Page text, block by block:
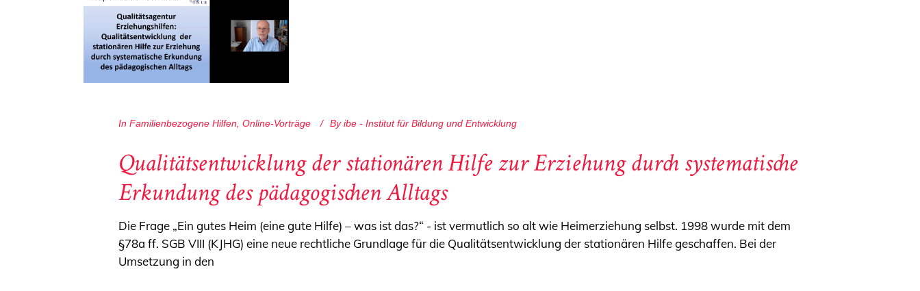
In Familienbezogene Hilfen, Online-Vorträge By ibe - Institut für Bildung und Entwicklung
Qualitätsentwicklung der stationären Hilfe zur Erziehung durch systematische
Erkundung des pädagogischen Alltags
Die Frage „Ein gutes Heim (eine gute Hilfe) – was ist das?“ - ist vermutlich so alt wie Heimerziehung selbst. 1998 wurde mit dem
§78a ff. SGB VIII (KJHG) eine neue rechtliche Grundlage für die Qualitätsentwicklung der stationären Hilfe geschaffen. Bei der
Umsetzung in den